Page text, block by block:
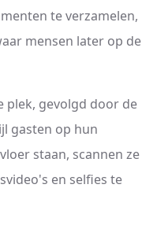
te verzamelen,
mensen later op de
plek, gevolgd door de
gasten op hun
staan, scannen ze
en selfies te